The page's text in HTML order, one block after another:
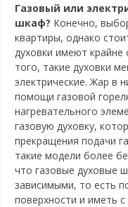
Газовый или
шкаф? Конечно,
квартиры, однако
духовки имеют
того, такие духовки
электрические. Жар в
помощи газовой
нагревательного
газовую духовку,
прекращения подачи
такие модели более
что газовые духовые
зависимыми, то есть
поверхности и иметь